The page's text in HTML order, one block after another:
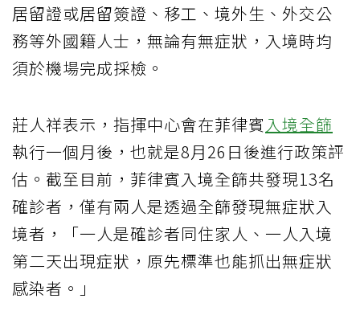
居留證或居留簽證、移工、境外生、外交公
務等外國籍人士，無論有無症狀，入境時均
須於機場完成採檢。
莊人祥表示，指揮中心會在菲律賓 入境全篩
執行一個月後，也就是8月26日後進行政策評
估。截至目前，菲律賓入境全篩共發現13名
確診者，僅有兩人是透過全篩發現無症狀入
境者，「一人是確診者同住家人、一人入境
第二天出現症狀，原先標準也能抓出無症狀
感染者。」